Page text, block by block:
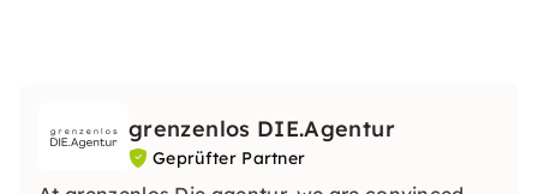
grenzenlos DIE.Agentur
Geprüfter Partner